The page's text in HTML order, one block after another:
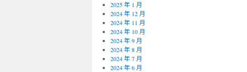
2025 年 1 月
2024 年 12 月
2024 年 11 月
2024 年 10 月
2024 年 9 月
2024 年 8 月
2024 年 7 月
2024 年 6 月